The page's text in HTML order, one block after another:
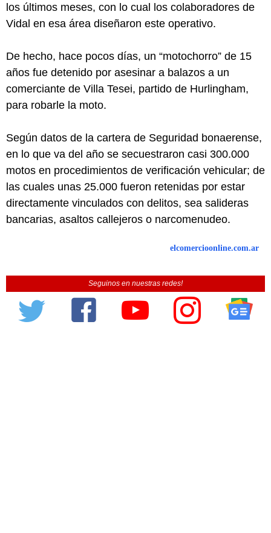
los últimos meses, con lo cual los colaboradores de
Vidal en esa área diseñaron este operativo.
De hecho, hace pocos días, un “motochorro” de 15
años fue detenido por asesinar a balazos a un
comerciante de Villa Tesei, partido de Hurlingham,
para robarle la moto.
Según datos de la cartera de Seguridad bonaerense,
en lo que va del año se secuestraron casi 300.000
motos en procedimientos de verificación vehicular; de
las cuales unas 25.000 fueron retenidas por estar
directamente vinculados con delitos, sea salideras
bancarias, asaltos callejeros o narcomenudeo.
elcomercioonline.com.ar
Seguinos en nuestras redes!